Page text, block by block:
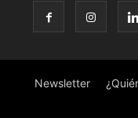
Newsletter